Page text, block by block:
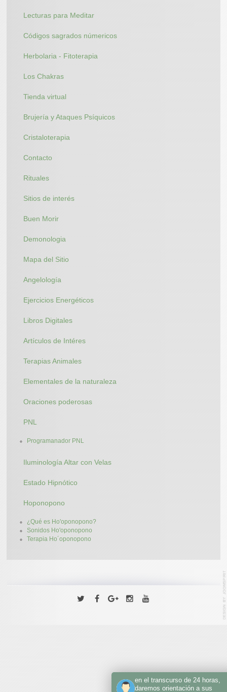
Lecturas para Meditar
Códigos sagrados númericos
Herbolaria - Fitoterapia
Los Chakras
Tienda virtual
Brujería y Ataques Psíquicos
Cristaloterapia
Contacto
Rituales
Sitios de interés
Buen Morir
Demonologia
Mapa del Sitio
Angelología
Ejercicios Energéticos
Libros Digitales
Artículos de Intéres
Terapias Animales
Elementales de la naturaleza
Oraciones poderosas
PNL
Programanador PNL
Iluminología Altar con Velas
Estado Hipnótico
Hoponopono
¿Qué es Ho'oponopono?
Sonidos Ho'oponopono
Terapia Ho´oponopono
en el transcurso de 24 horas,
daremos orientación a sus